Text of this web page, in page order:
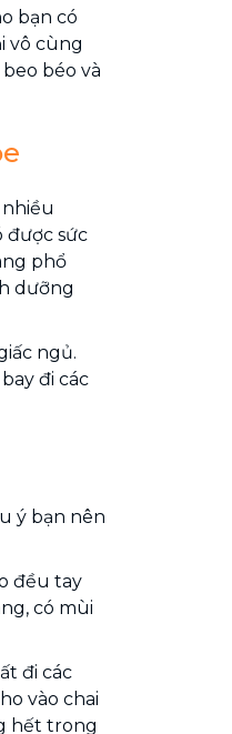
bạn có
vô cùng
béo và
được sức
phổ
dưỡng
ngủ.
đi các
ý bạn nên
đều tay
có mùi
đi các
vào chai
hết trong